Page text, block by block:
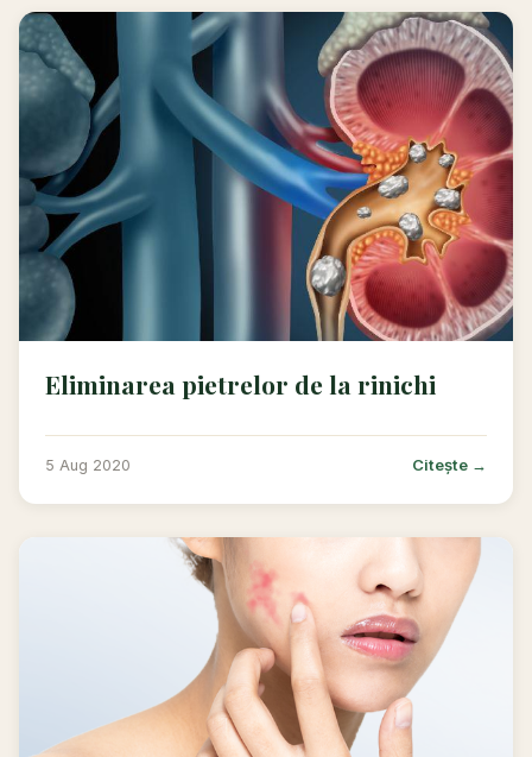
Eliminarea pietrelor de la rinichi
5 Aug 2020 Citește →